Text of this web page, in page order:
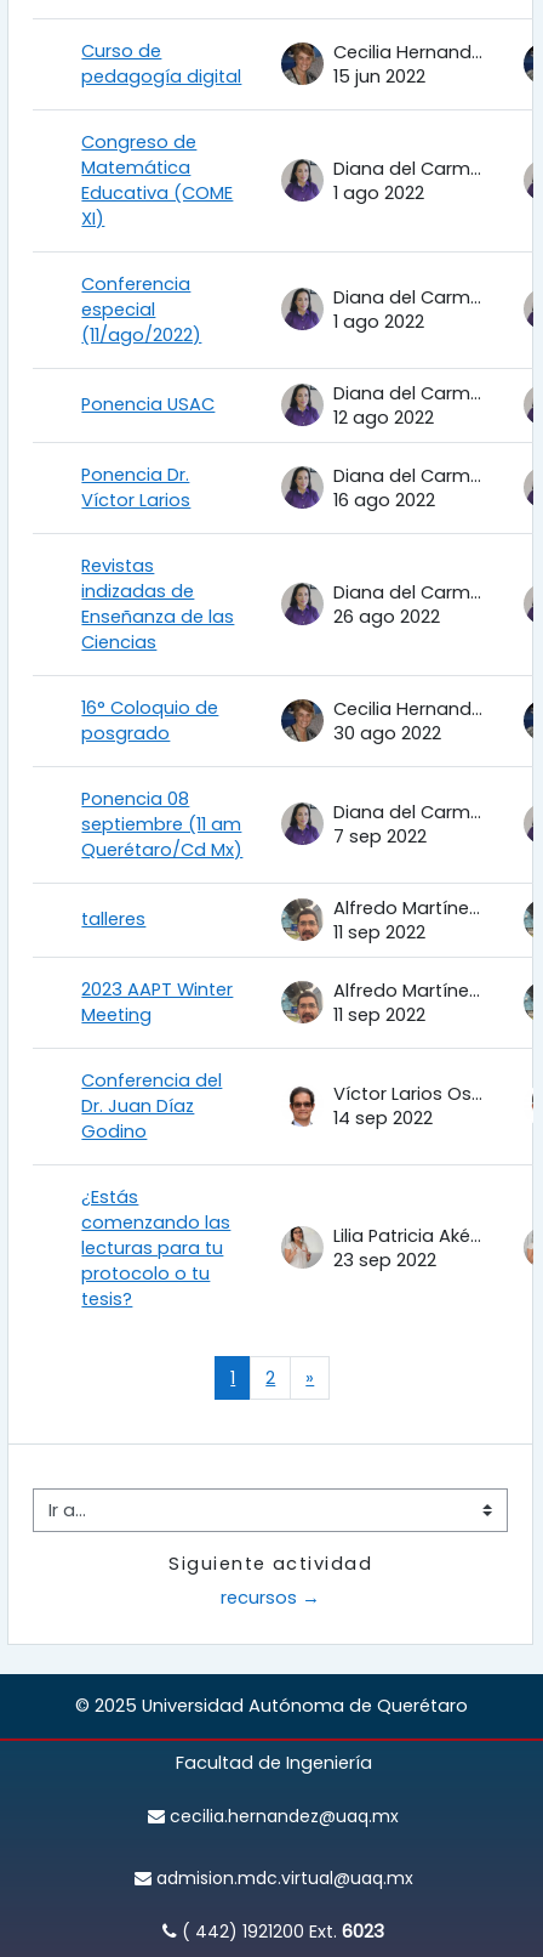
Curso de
pedagogía digital
Cecilia Hernandez Garciadiego
15 jun 2022
Congreso de
Matemática
Educativa (COME
XI)
Diana del Carmen Torres Corrales
1 ago 2022
Conferencia
especial
(11/ago/2022)
Diana del Carmen Torres Corrales
1 ago 2022
Ponencia USAC
Diana del Carmen Torres Corrales
12 ago 2022
Ponencia Dr.
Víctor Larios
Diana del Carmen Torres Corrales
16 ago 2022
Revistas
indizadas de
Enseñanza de las
Ciencias
Diana del Carmen Torres Corrales
26 ago 2022
16° Coloquio de
posgrado
Cecilia Hernandez Garciadiego
30 ago 2022
Ponencia 08
septiembre (11 am
Querétaro/Cd Mx)
Diana del Carmen Torres Corrales
7 sep 2022
talleres
Alfredo Martínez Uribe
11 sep 2022
2023 AAPT Winter
Meeting
Alfredo Martínez Uribe
11 sep 2022
Conferencia del
Dr. Juan Díaz
Godino
Víctor Larios Osorio
14 sep 2022
¿Estás
comenzando las
lecturas para tu
protocolo o tu
tesis?
Lilia Patricia Aké Tec
23 sep 2022
1 (actual)
2 »
Ir a...
Siguiente actividad
recursos →
© 2025 Universidad Autónoma de Querétaro
Facultad de Ingeniería
cecilia.hernandez@uaq.mx
admision.mdc.virtual@uaq.mx
( 442) 1921200Ext.6023